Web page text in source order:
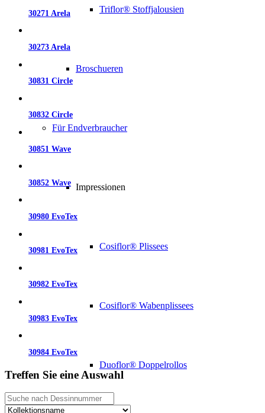
Triflor® Stoffjalousien
Broschueren
Für Endverbraucher
Impressionen
Cosiflor® Plissees
Cosiflor® Wabenplissees
Duoflor® Doppelrollos
30271 Arela
30273 Arela
30831 Circle
30832 Circle
30851 Wave
30852 Wave
30980 EvoTex
30981 EvoTex
30982 EvoTex
30983 EvoTex
30984 EvoTex
Treffen Sie eine Auswahl